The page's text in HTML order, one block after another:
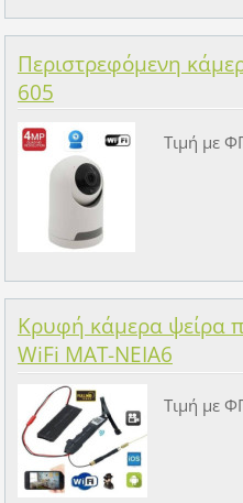
Περιστρεφόμενη
605
Τιμή με
Κρυφή κάμερα ψείρα
WiFi MAT-NEIA6
Τιμή με